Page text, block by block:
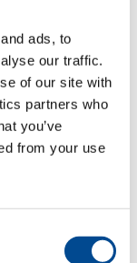
ads, to
our traffic.
of our site with
partners who
you’ve
from your use